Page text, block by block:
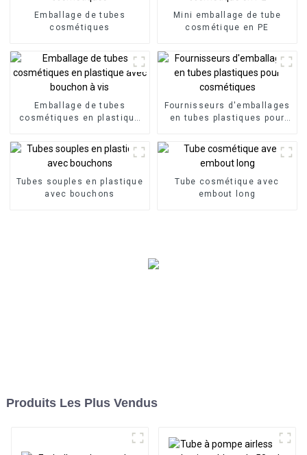
Emballage de tubes
cosmétiques
Mini emballage de tube
cosmétique en PE
Emballage de tubes
cosmétiques en plastique
Fournisseurs d'emballages
en tubes plastiques pour
Tubes souples en plastique
avec bouchons
Tube cosmétique avec
embout long
Produits Les Plus Vendus